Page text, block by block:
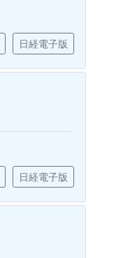
日経電子版
日経電子版